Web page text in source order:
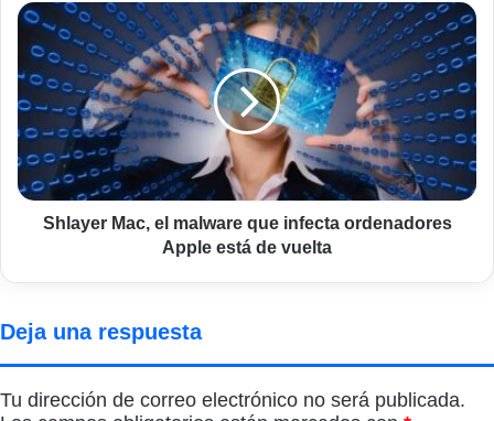
Shlayer
Mac,
el
malware
que
infecta
ordenadores
Apple
está
Shlayer Mac, el malware que infecta ordenadores
Apple está de vuelta
Deja una respuesta
Tu dirección de correo electrónico no será publicada.